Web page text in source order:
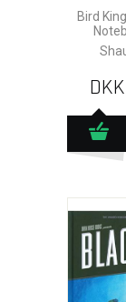
Bird
DKK